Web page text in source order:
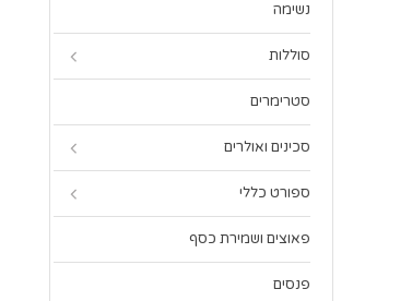
נשימה
סוללות
סטרימרים
סכינים ואולרים
ספורט כללי
פאוצים ושמירת כסף
פנסים